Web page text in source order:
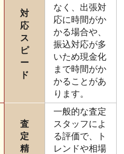
対
応
ス
ピ
ー
ド
なく、出張対
応に時間がか
かる場合や、
振込対応が多
いため現金化
まで時間がか
かることがあ
ります。
査
定
精
一般的な査定
スタッフによ
る評価で、ト
レンドや相場